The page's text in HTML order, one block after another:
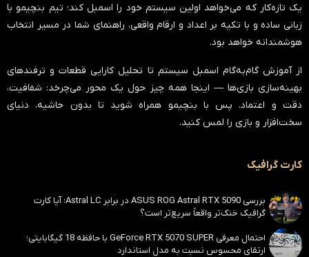
یک تازه‌کار که می‌خواهد اولین سیستم خود را اسمبل کند؛ تیم بنچیمو با
زبانی ساده و با تکیه بر اعداد و ارقام واقعی، راهنمای شما در مسیر انتخاب
هوشمندانه خواهد بود.
از آموزش گام‌به‌گام اسمبل سیستم تا تحلیل کارایی قطعات و ترفندهای
بهینه‌سازی بازی‌ها — اینجا همه چیز حول یک محور می‌چرخد: شفافیت،
دقت و اعتماد. پس با بنچیمو همراه شوید تا بدون حاشیه، دنیای
سخت‌افزار و بازی را لمس کنید.
کارت گرافیک
بررسی ASUS ROG Astral RTX 5090 در برابر Astral LC؛ آیا کارت
گرافیک خنک‌تر واقعاً سریع‌تر است؟
احتمال معرفی GeForce RTX 5070 SUPER با حافظه 18 گیگابایتی؛
ارتقای محسوس نسبت به مدل استاندارد